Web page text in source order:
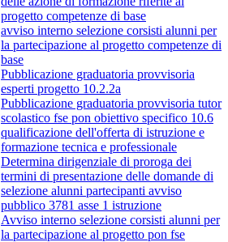
progetto competenze di base
avviso interno selezione corsisti alunni per
la partecipazione al progetto competenze di
base
Pubblicazione graduatoria provvisoria
esperti progetto 10.2.2a
Pubblicazione graduatoria provvisoria tutor
scolastico fse pon obiettivo specifico 10.6
qualificazione dell'offerta di istruzione e
formazione tecnica e professionale
Determina dirigenziale di proroga dei
termini di presentazione delle domande di
selezione alunni partecipanti avviso
pubblico 3781 asse 1 istruzione
Avviso interno selezione corsisti alunni per
la partecipazione al progetto pon fse